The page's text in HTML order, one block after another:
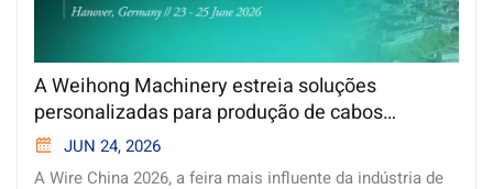
A Weihong Machinery estreia soluções
personalizadas para produção de cabos
especiais e para veículos elétricos na Wire
China 2026.
JUN 24, 2026
A Wire China 2026, a feira mais influente da indústria de